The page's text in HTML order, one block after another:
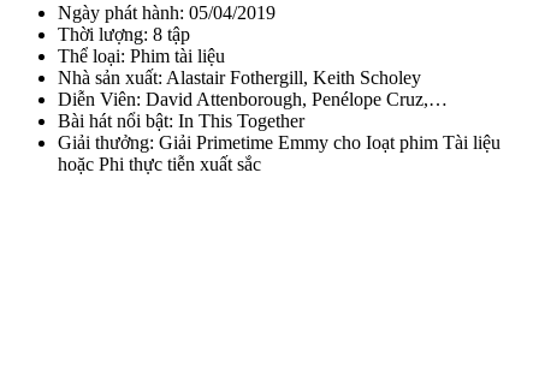
Ngày phát hành: 05/04/2019
Thời lượng: 8 tập
Thể loại: Phim tài liệu
Nhà sản xuất: Alastair Fothergill, Keith Scholey
Diễn Viên: David Attenborough, Penélope Cruz,…
Bài hát nổi bật: In This Together
Giải thưởng: Giải Primetime Emmy cho Ioạt phim Tài liệu
hoặc Phi thực tiễn xuất sắc